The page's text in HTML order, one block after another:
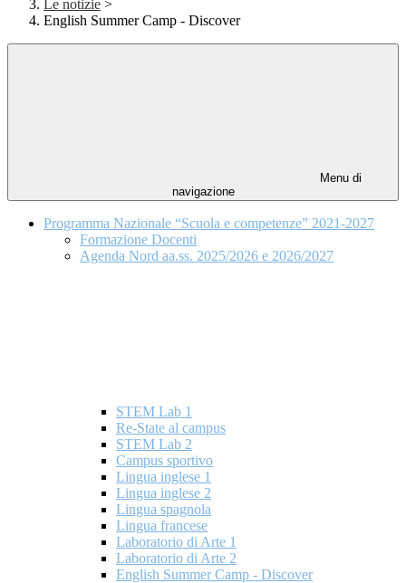
Le notizie >
English Summer Camp - Discover
Menu di
navigazione
Programma Nazionale “Scuola e competenze” 2021-2027
Formazione Docenti
Agenda Nord aa.ss. 2025/2026 e 2026/2027
STEM Lab 1
Re-State al campus
STEM Lab 2
Campus sportivo
Lingua inglese 1
Lingua inglese 2
Lingua spagnola
Lingua francese
Laboratorio di Arte 1
Laboratorio di Arte 2
English Summer Camp - Discover